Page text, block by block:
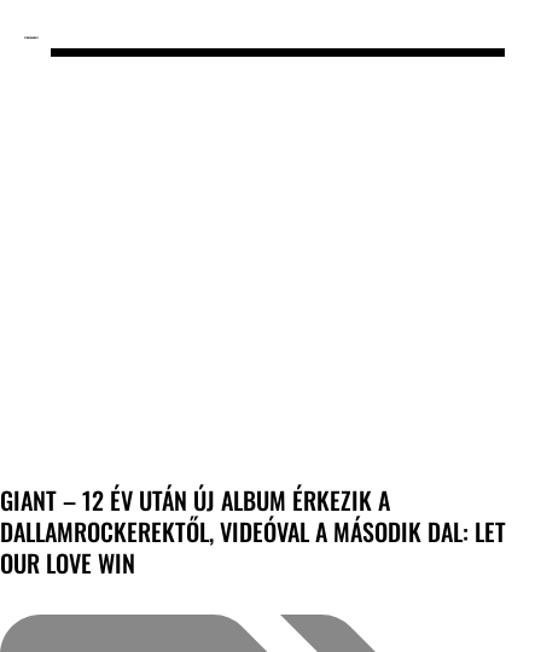
GIANT – 12 ÉV UTÁN ÚJ ALBUM ÉRKEZIK A
DALLAMROCKEREKTŐL, VIDEÓVAL A MÁSODIK DAL: LET
OUR LOVE WIN